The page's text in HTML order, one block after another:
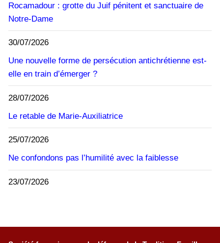
Rocamadour : grotte du Juif pénitent et sanctuaire de
Notre-Dame
30/07/2026
Une nouvelle forme de persécution antichrétienne est-
elle en train d’émerger ?
28/07/2026
Le retable de Marie-Auxiliatrice
25/07/2026
Ne confondons pas l’humilité avec la faiblesse
23/07/2026